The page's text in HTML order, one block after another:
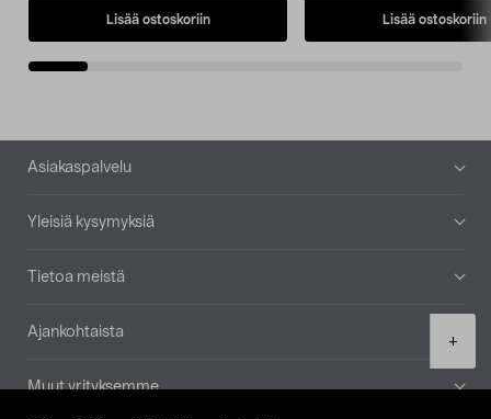
+
Lisää ostoskoriin Lisää ostoskoriin
Alatunniste
Asiakaspalvelu
Yleisiä kysymyksiä
Tietoa meistä
Ajankohtaista
Muut yrityksemme